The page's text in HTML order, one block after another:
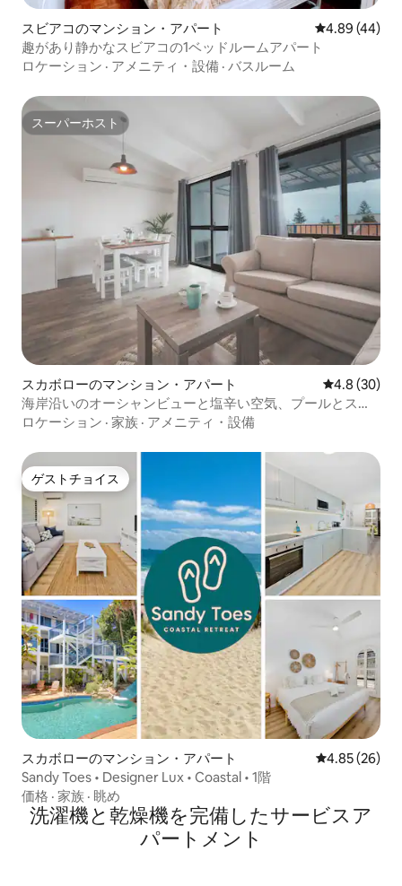
スビアコのマンション・アパート レビュー44
4.89 (44)
趣があり静かなスビアコの1ベッドルームアパート
ロケーション · アメニティ・設備 · バスルーム
スーパーホスト
スーパーホスト
スカボローのマンション・アパート レビュー30
4.8 (30)
海岸沿いのオーシャンビューと塩辛い空気、プールとスラ
イド付き
ロケーション · 家族 · アメニティ・設備
ゲストチョイス
ゲストチョイス
スカボローのマンション・アパート レビュー26
4.85 (26)
Sandy Toes • Designer Lux • Coastal • 1階
価格 · 家族 · 眺め
洗濯機と乾燥機を完備したサービスア
パートメント